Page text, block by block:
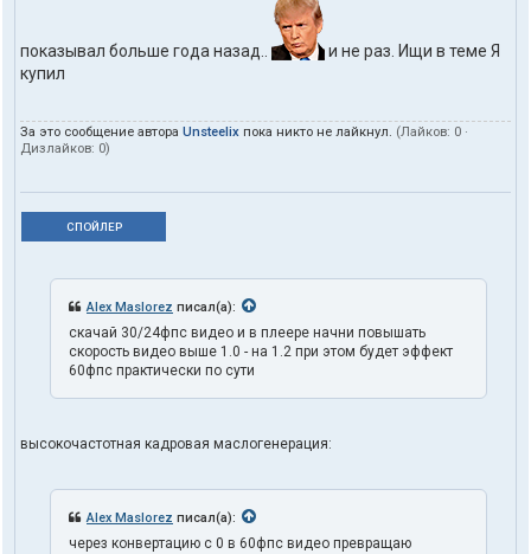
показывал больше года назад..
и не раз. Ищи в теме Я
купил
За это сообщение автора Unsteelix пока никто не лайкнул. (Лайков: 0 ·
Дизлайков: 0)
СПОЙЛЕР
Alex Maslorez писал(а):
скачай 30/24фпс видео и в плеере начни повышать
скорость видео выше 1.0 - на 1.2 при этом будет эффект
60фпс практически по сути
высокочастотная кадровая маслогенерация:
Alex Maslorez писал(а):
через конвертацию с 0 в 60фпс видео превращаю